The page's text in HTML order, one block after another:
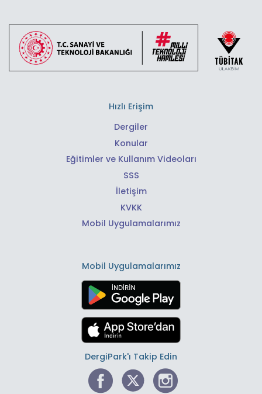
Hızlı Erişim
Dergiler
Konular
Eğitimler ve Kullanım Videoları
SSS
İletişim
KVKK
Mobil Uygulamalarımız
Mobil Uygulamalarımız
DergiPark'ı Takip Edin